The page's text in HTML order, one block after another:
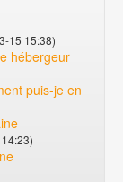
15 15:38)
hébergeur
puis-je en